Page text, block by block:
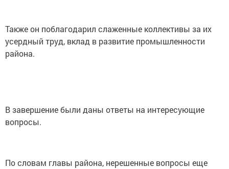
Также он поблагодарил слаженные коллективы за их
усердный труд, вклад в развитие промышленности
района.
В завершение были даны ответы на интересующие
вопросы.
По словам главы района, нерешенные вопросы еще